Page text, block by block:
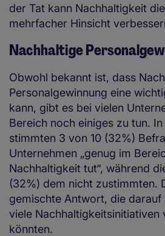
der Tat kann Nachhaltigkeit
mehrfacher Hinsicht
Nachhaltige
Obwohl bekannt ist, dass
Personalgewinnung eine
kann, gibt es bei vielen
Bereich noch einiges zu tun.
stimmten 3 von 10 (32%)
Unternehmen „genug im
Nachhaltigkeit tut“, während
(32%) dem nicht zustimmten.
gemischte Antwort, die darauf
viele Nachhaltigkeitsinitiativen
könnten.